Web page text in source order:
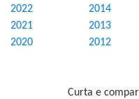
2022
2021
2020
2014
2013
2012
Curta e